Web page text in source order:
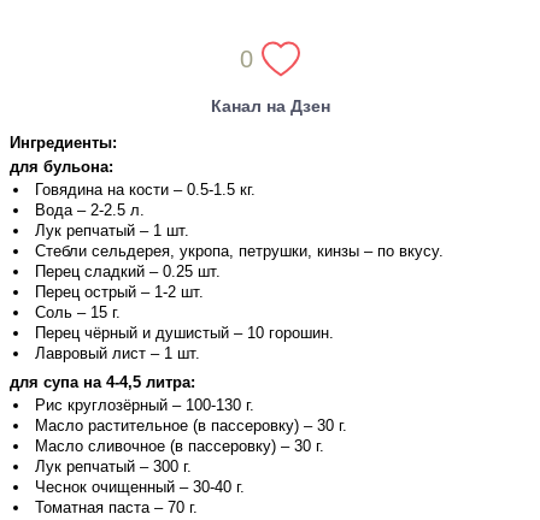
0
Канал на Дзен
Ингредиенты:
для бульона:
Говядина на кости – 0.5-1.5 кг.
Вода – 2-2.5 л.
Лук репчатый – 1 шт.
Стебли сельдерея, укропа, петрушки, кинзы – по вкусу.
Перец сладкий – 0.25 шт.
Перец острый – 1-2 шт.
Соль – 15 г.
Перец чёрный и душистый – 10 горошин.
Лавровый лист – 1 шт.
для супа на 4-4,5 литра:
Рис круглозёрный – 100-130 г.
Масло растительное (в пассеровку) – 30 г.
Масло сливочное (в пассеровку) – 30 г.
Лук репчатый – 300 г.
Чеснок очищенный – 30-40 г.
Томатная паста – 70 г.